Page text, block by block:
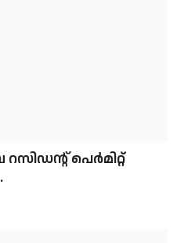
പെർമിറ്റ്